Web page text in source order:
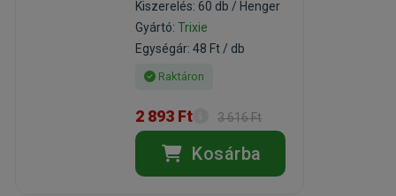
Kiszerelés: 60 db / Henger
Gyártó:Trixie
Egységár: 48 Ft / db
Raktáron
2 893 Ft 3 616 Ft
Kosárba